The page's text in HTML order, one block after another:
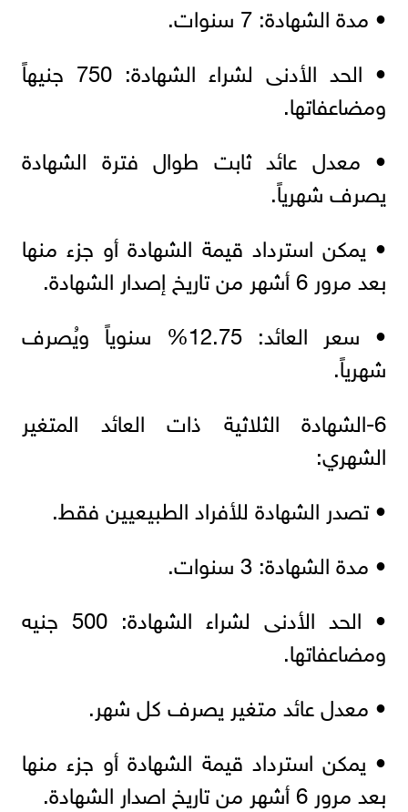
• مدة الشهادة: 7 سنوات.
• الحد الأدنى لشراء الشهادة: 750 جنيهاً
ومضاعفاتها.
• معدل عائد ثابت طوال فترة الشهادة
يصرف شهرياً.
• يمكن استرداد قيمة الشهادة أو جزء منها
بعد مرور 6 أشهر من تاريخ إصدار الشهادة.
• سعر العائد: 12.75% سنوياً ويُصرف
شهرياً.
6-الشهادة الثلاثية ذات العائد المتغير
الشهري:
• تصدر الشهادة للأفراد الطبيعيين فقط.
• مدة الشهادة: 3 سنوات.
• الحد الأدنى لشراء الشهادة: 500 جنيه
ومضاعفاتها.
• معدل عائد متغير يصرف كل شهر.
• يمكن استرداد قيمة الشهادة أو جزء منها
بعد مرور 6 أشهر من تاريخ اصدار الشهادة.